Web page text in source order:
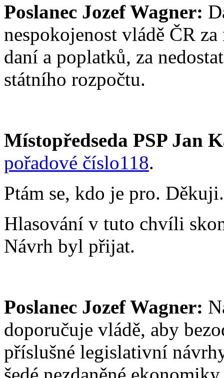
Poslanec Jozef Wagner:
nespokojenost vládě ČR
daní a poplatků, za
státního rozpočtu.
Místopředseda PSP Jan
pořadové číslo118.
Ptám se, kdo je pro.
Hlasování v tuto chvíli
Návrh byl přijat.
Poslanec Jozef Wagner:
doporučuje vládě, aby
příslušné legislativní